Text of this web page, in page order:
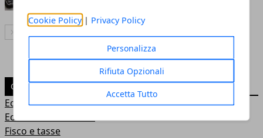
Cookie Policy | Privacy Policy
Personalizza
Rifiuta Opzionali
Accetta Tutto
Articolo Successivo
CATEGORIE
Economia
Economia e Turismo
Fisco e tasse